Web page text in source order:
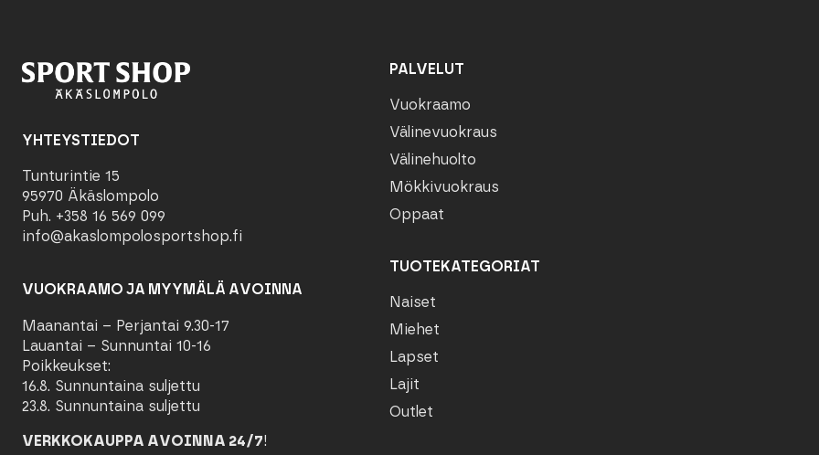
YHTEYSTIEDOT
Tunturintie 15
95970 Äkäslompolo
Puh. +358 16 569 099
info@akaslompolosportshop.fi
VUOKRAAMO JA MYYMÄLÄ AVOINNA
Maanantai – Perjantai 9.30-17
Lauantai – Sunnuntai 10-16
Poikkeukset:
16.8. Sunnuntaina suljettu
23.8. Sunnuntaina suljettu
VERKKOKAUPPA AVOINNA 24/7!
PALVELUT
Vuokraamo
Välinevuokraus
Välinehuolto
Mökkivuokraus
Oppaat
TUOTEKATEGORIAT
Naiset
Miehet
Lapset
Lajit
Outlet